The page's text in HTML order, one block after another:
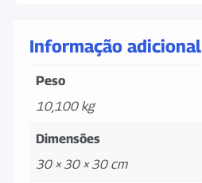
Informação adicional
Peso
10,100 kg
Dimensões
30 × 30 × 30 cm